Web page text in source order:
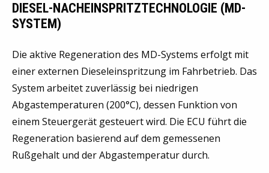
DIESEL-NACHEINSPRITZTECHNOLOGIE (MD-
SYSTEM)
Die aktive Regeneration des MD-Systems erfolgt mit
einer externen Dieseleinspritzung im Fahrbetrieb. Das
System arbeitet zuverlässig bei niedrigen
Abgastemperaturen (200°C), dessen Funktion von
einem Steuergerät gesteuert wird. Die ECU führt die
Regeneration basierend auf dem gemessenen
Rußgehalt und der Abgastemperatur durch.